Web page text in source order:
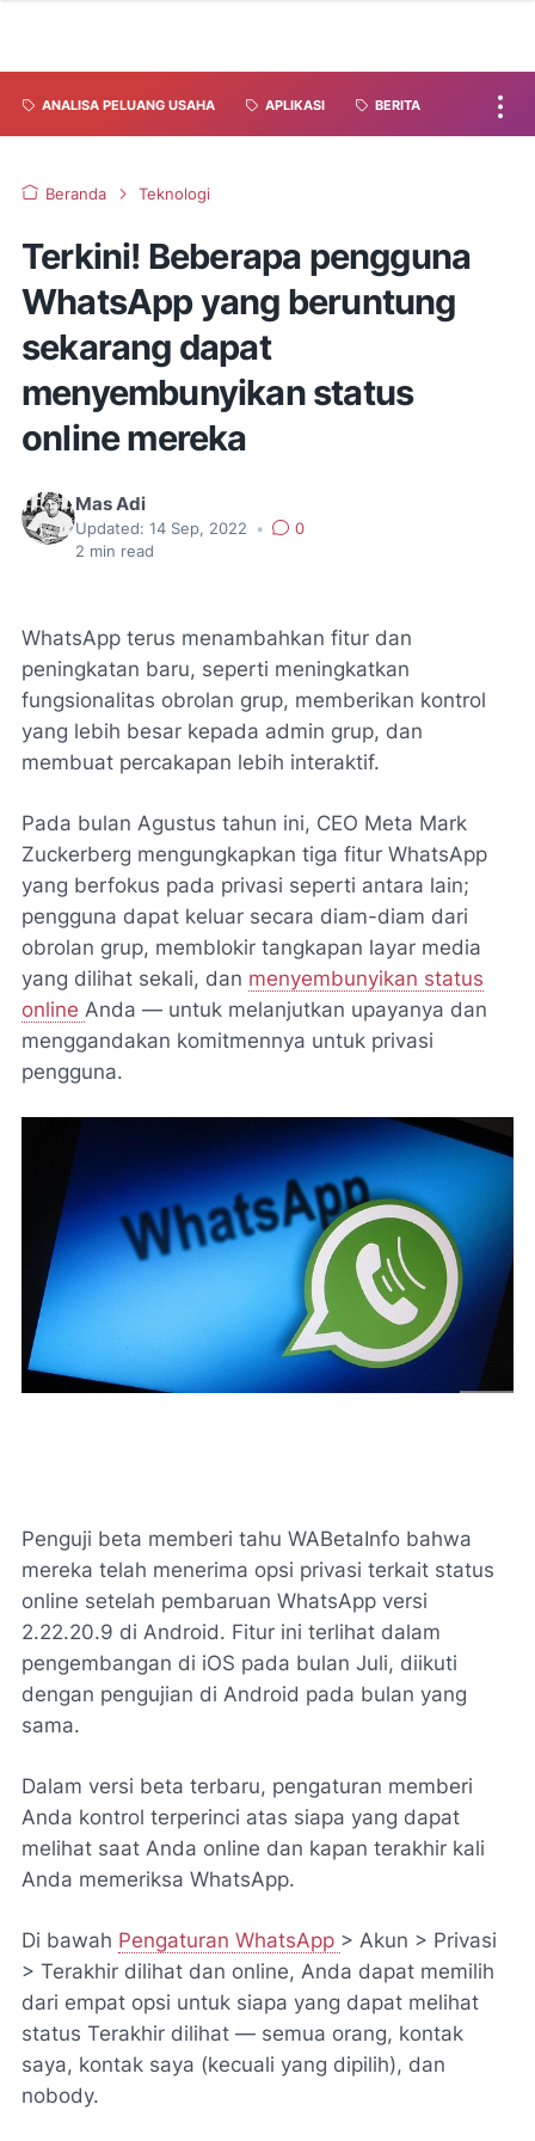
ANALISA PELUANG USAHA APLIKASI BERITA
Beranda Teknologi
Terkini! Beberapa pengguna
WhatsApp yang beruntung
sekarang dapat
menyembunyikan status
online mereka
Mas Adi
Updated: 14 Sep, 2022 •
0
2 min read
WhatsApp terus menambahkan fitur dan
peningkatan baru, seperti meningkatkan
fungsionalitas obrolan grup, memberikan kontrol
yang lebih besar kepada admin grup, dan
membuat percakapan lebih interaktif.
Pada bulan Agustus tahun ini, CEO Meta Mark
Zuckerberg mengungkapkan tiga fitur WhatsApp
yang berfokus pada privasi seperti antara lain;
pengguna dapat keluar secara diam-diam dari
obrolan grup, memblokir tangkapan layar media
yang dilihat sekali, dan menyembunyikan status
online Anda — untuk melanjutkan upayanya dan
menggandakan komitmennya untuk privasi
pengguna.
Penguji beta memberi tahu WABetaInfo bahwa
mereka telah menerima opsi privasi terkait status
online setelah pembaruan WhatsApp versi
2.22.20.9 di Android. Fitur ini terlihat dalam
pengembangan di iOS pada bulan Juli, diikuti
dengan pengujian di Android pada bulan yang
sama.
Dalam versi beta terbaru, pengaturan memberi
Anda kontrol terperinci atas siapa yang dapat
melihat saat Anda online dan kapan terakhir kali
Anda memeriksa WhatsApp.
Di bawah Pengaturan WhatsApp > Akun > Privasi
> Terakhir dilihat dan online, Anda dapat memilih
dari empat opsi untuk siapa yang dapat melihat
status Terakhir dilihat — semua orang, kontak
saya, kontak saya (kecuali yang dipilih), dan
nobody.